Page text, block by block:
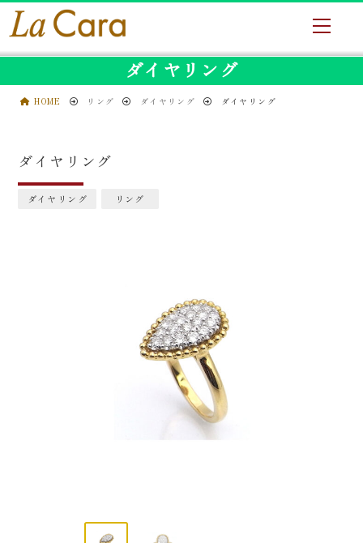
ダイヤリング
HOME リング ダイヤリング ダイヤリング
ダイヤリング
ダイヤリング リング